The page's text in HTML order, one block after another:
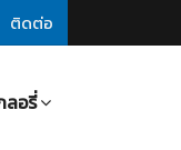
ติดต่อ
ลอรี่